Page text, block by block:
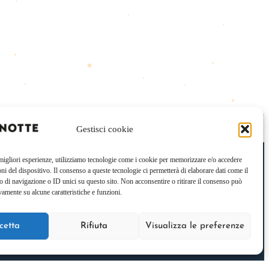
Gestisci cookie
esperienze, utilizziamo tecnologie come i cookie per memorizzare e/o accedere
del dispositivo. Il consenso a queste tecnologie ci permetterà di elaborare dati come il
di navigazione o ID unici su questo sito. Non acconsentire o ritirare il consenso può
su alcune caratteristiche e funzioni.
Rifiuta Visualizza le preferenze
& MEZANOTTE
DOCG